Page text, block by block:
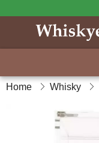
Home Whisky